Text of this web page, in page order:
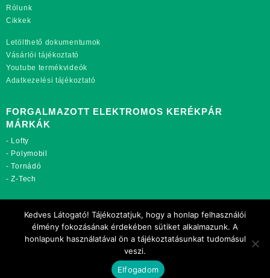
Rólunk
Cikkek
Letölthető dokumentumok
Vásárlói tájékoztató
Youtube termékvideók
Adatkezelési tájékoztató
FORGALMAZOTT ELEKTROMOS KERÉKPÁR
MÁRKÁK
- Lofty
- Polymobil
-Tornádó
-Z-Tech
rekordmobil.hu
rekordmotor.hu
motorkerekparalkatreszek.hu
Copyright 2021 Rekord-Mobil Kft.
Kedves Látogató! Tájékoztatjuk, hogy a honlap felhasználói
élmény fokozásának érdekében sütiket alkalmazunk. A
honlapunk használatával ön a tájékoztatásunkat tudomásul
veszi.
Elfogadom